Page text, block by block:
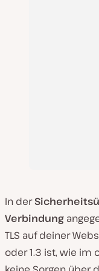
In der
Verbindung
TLS auf deiner
oder 1.3 ist, wie im